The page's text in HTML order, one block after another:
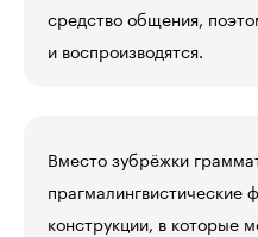
средство общения,
и воспроизводятся.
Вместо зубрёжки
конструкции, в которые